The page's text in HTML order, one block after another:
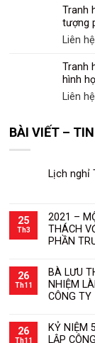
Tranh
tượng
Liên hệ
Tranh
hình
Liên hệ
BÀI VIẾT –
Lịch nghỉ
25
Th3
2021 –
THÁCH
PHẦN
26
Th11
BÀ LƯU
NHIỆM
CÔNG TY
26
Th11
KỶ NIỆM
LẬP